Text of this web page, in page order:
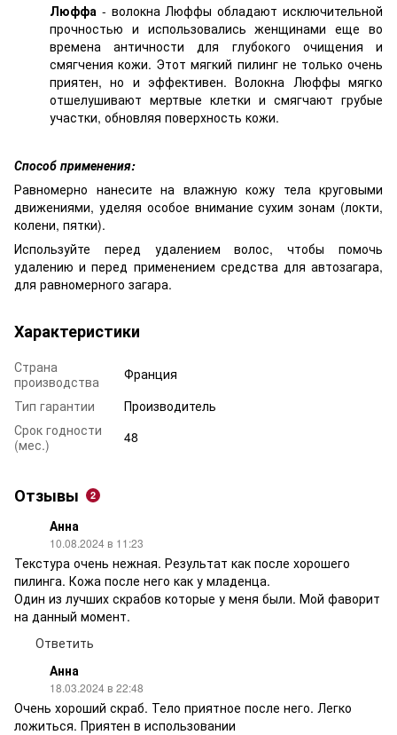
Люффа - волокна Люффы обладают исключительной
прочностью и использовались женщинами еще во
времена античности для глубокого очищения и
смягчения кожи. Этот мягкий пилинг не только очень
приятен, но и эффективен. Волокна Люффы мягко
отшелушивают мертвые клетки и смягчают грубые
участки, обновляя поверхность кожи.
Способ применения:
Равномерно нанесите на влажную кожу тела круговыми
движениями, уделяя особое внимание сухим зонам (локти,
колени, пятки).
Используйте перед удалением волос, чтобы помочь
удалению и перед применением средства для автозагара,
для равномерного загара.
Характеристики
Страна
производства
Франция
Тип гарантии
Производитель
Срок годности
(мес.)
48
Отзывы 2
Анна
10.08.2024 в 11:23
Текстура очень нежная. Результат как после хорошего
пилинга. Кожа после него как у младенца.
Один из лучших скрабов которые у меня были. Мой фаворит
на данный момент.
Ответить
Анна
18.03.2024 в 22:48
Очень хороший скраб. Тело приятное после него. Легко
ложиться. Приятен в использовании